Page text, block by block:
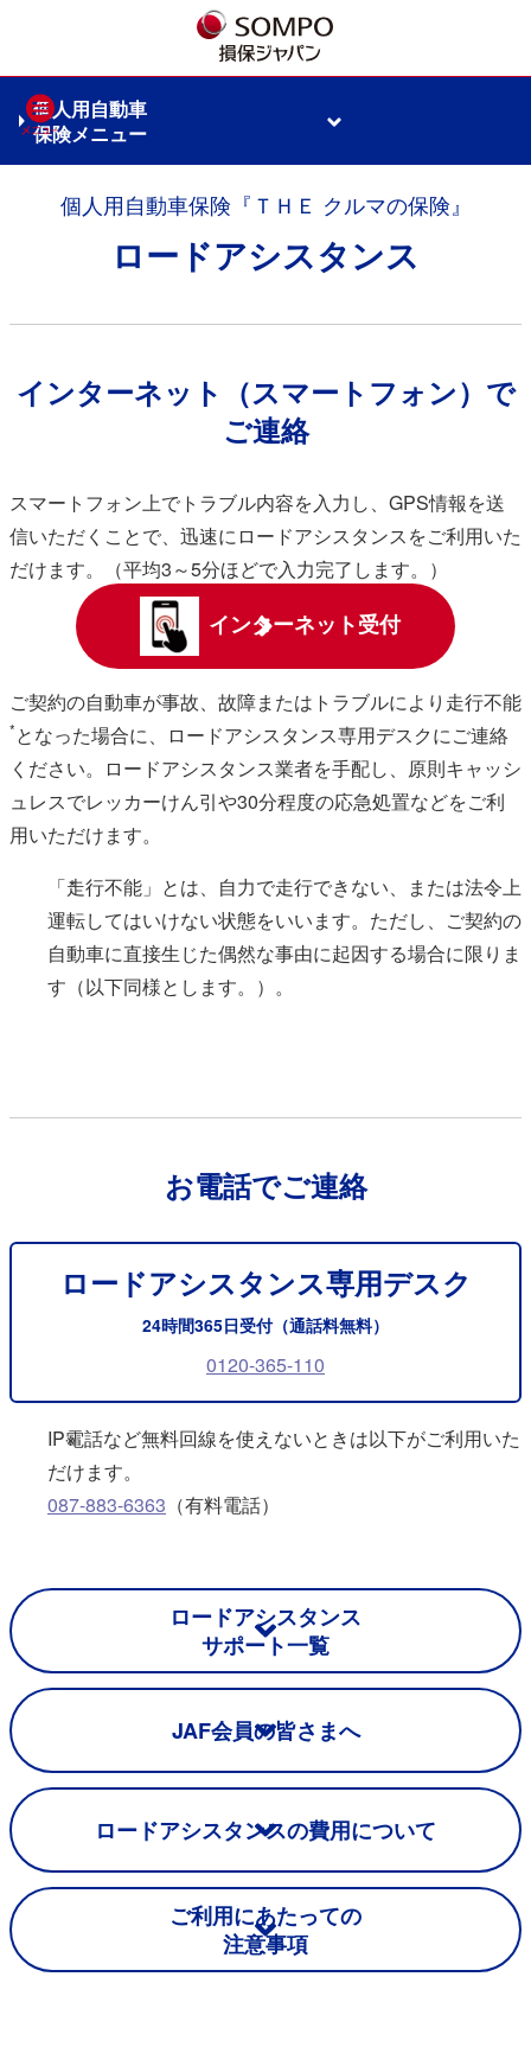
個人用自動車
保険メニュー
個⼈⽤⾃動⾞保険『ＴＨＥ クルマの保険』
ロードアシスタンス
インターネット（スマートフォン）で
ご連絡
スマートフォン上でトラブル内容を入力し、GPS情報を送
信いただくことで、迅速にロードアシスタンスをご利用いた
だけます。（平均3～5分ほどで入力完了します。）
インターネット受付
ご契約の⾃動⾞が事故、故障またはトラブルにより⾛⾏不能
*となった場合に、ロードアシスタンス専⽤デスクにご連絡
ください。ロードアシスタンス業者を⼿配し、原則キャッシ
ュレスでレッカーけん引や30分程度の応急処置などをご利
⽤いただけます。
*
「⾛⾏不能」とは、⾃⼒で⾛⾏できない、または法令上
運転してはいけない状態をいいます。ただし、ご契約の
⾃動⾞に直接⽣じた偶然な事由に起因する場合に限りま
す（以下同様とします。）。
お電話でご連絡
ロードアシスタンス専用デスク
24時間365日受付（通話料無料）
0120-365-110
※
IP電話など無料回線を使えないときは以下がご利用いた
だけます。
087-883-6363 （有料電話）
ロードアシスタンス
サポート⼀覧
JAF会員の皆さまへ
ロードアシスタンスの費⽤について
ご利⽤にあたっての
注意事項